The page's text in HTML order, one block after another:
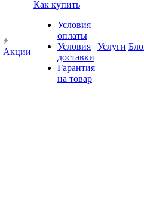
Акции
Как купить
Условия
оплаты
Условия
доставки
Гарантия
на товар
Услуги